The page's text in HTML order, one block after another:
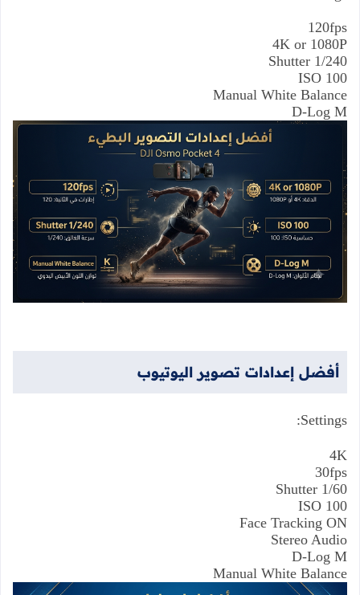
120fps
4K or 1080P
Shutter 1/240
ISO 100
Manual White Balance
D-Log M
أفضل إعدادات تصوير اليوتيوب
Settings:
4K
30fps
Shutter 1/60
ISO 100
Face Tracking ON
Stereo Audio
D-Log M
Manual White Balance